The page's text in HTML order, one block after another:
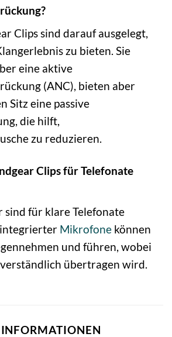
Clips sind darauf ausgelegt,
zu bieten. Sie
eine aktive
(ANC), bieten aber
Sitz eine passive
die hilft,
zu reduzieren.
Clips für Telefonate
sind für klare Telefonate
integrierter Mikrofone können
und führen, wobei
übertragen wird.